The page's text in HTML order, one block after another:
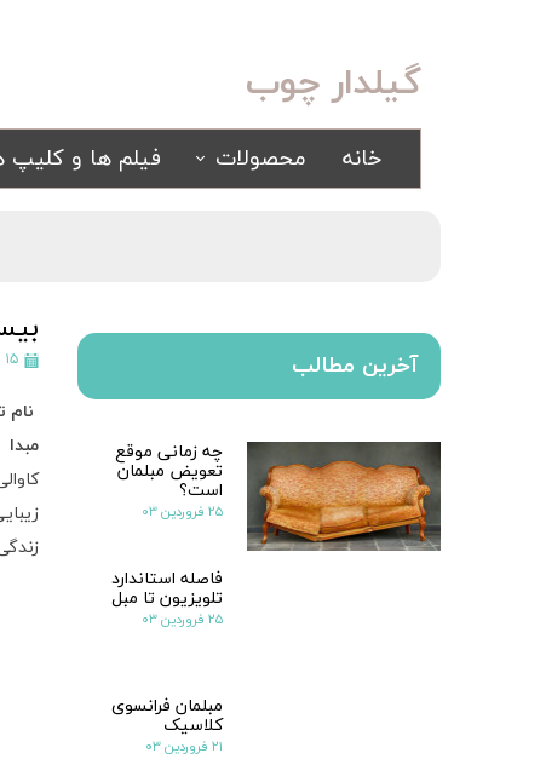
گیلدار چوب
خانه
محصولات
سرویس خواب آینه ای
سرویس خواب سفید
سیسمونی کمد و بوفه
فیلم ها و کلیپ
۱۵ مرداد ۱۳۹۹
نام
مبدا
آخرین مطالب
چه زمانی موقع
تعویض مبلمان
است؟
۲۵ فروردین ۰۳
فاصله استاندارد
تلویزیون تا مبل
۲۵ فروردین ۰۳
مبلمان فرانسوی
کلاسیک
۲۱ فروردین ۰۳